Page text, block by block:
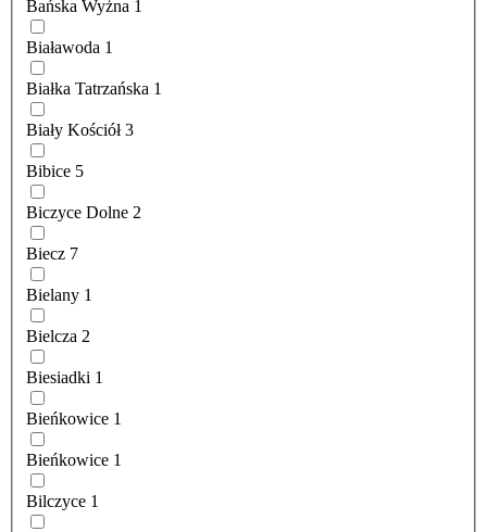
Bańska Wyżna 1
Białawoda 1
Białka Tatrzańska 1
Biały Kościół 3
Bibice 5
Biczyce Dolne 2
Biecz 7
Bielany 1
Bielcza 2
Biesiadki 1
Bieńkowice 1
Bieńkowice 1
Bilczyce 1